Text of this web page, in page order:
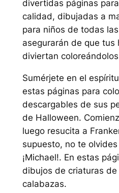
divertidas páginas
calidad, dibujadas a
para niños de todas
asegurarán de que tus
diviertan
Sumérjete en el
estas páginas para
descargables de sus
de Halloween.
luego resucita a
supuesto, no te
¡Michael!. En estas
dibujos de criaturas
calabazas.